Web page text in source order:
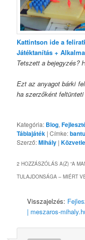
Kattintson ide a
Játéktanítás +
Tetszett a bejegyzés?
Ezt az anyagot bárki
ha szerzőként
Kategória: Blog,
Táblajáték | Címke:
Szerző:Mihály |
2 HOZZÁSZÓLÁS A(Z) “A
TULAJDONSÁGA – MIÉRT
Visszajelzés:
| meszaros-